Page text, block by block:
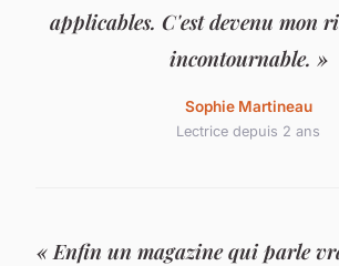
applicables. C'est devenu mon
incontournable. »
Sophie Martineau
Lectrice depuis 2 ans
« Enfin un magazine qui parle